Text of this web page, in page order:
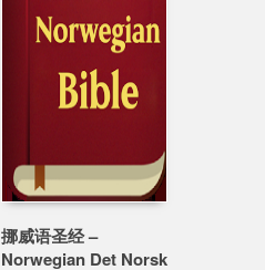
挪威语圣经 –
Norwegian Det Norsk